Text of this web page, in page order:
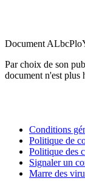
Document
Par choix de son
document n'est plus
Conditions
Politique de
Politique des
Signaler un
Marre des